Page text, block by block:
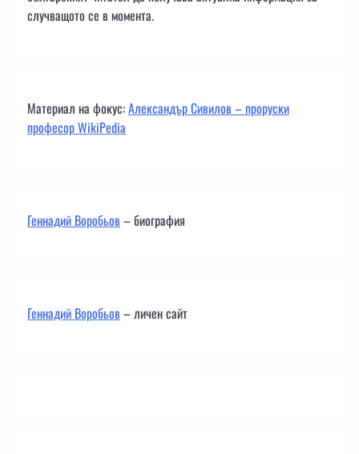
случващото се в момента.
Материал на фокус:Александър Сивилов – проруски
професор WikiPedia
Геннадий Воробьов– биография
Геннадий Воробьов– личен сайт